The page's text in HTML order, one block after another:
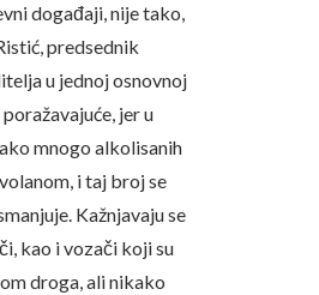
događaji, nije tako,
predsednik
u jednoj osnovnoj
jer u
mnogo alkolisanih
i taj broj se
Kažnjavaju se
kao i vozači koji su
droga, ali nikako